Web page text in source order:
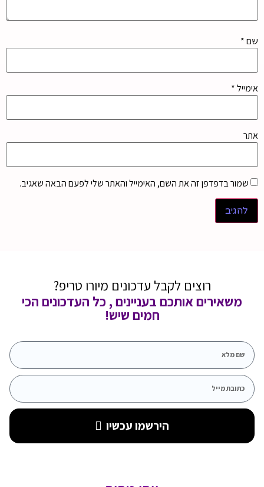
שם*
אימייל*
אתר
שמור בדפדפן זה את השם, האימייל והאתר שלי לפעם הבאה שאגיב.
רוצים לקבל עדכונים מיורו טריפ?
משאירים אותכם בעניינים , כל העדכונים הכי
חמים שיש!
הירשמו עכשיו